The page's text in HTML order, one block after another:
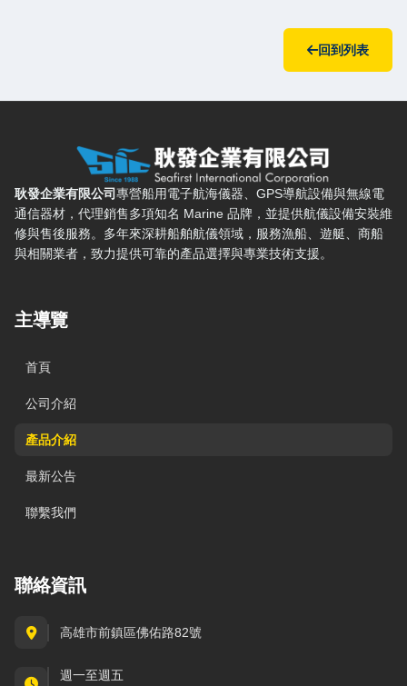
回到列表
耿發企業有限公司 — 網站概要、主導覽與聯絡方式
耿發企業有限公司專營船用電子航海儀器、GPS導航設備與無線電
通信器材，代理銷售多項知名 Marine 品牌，並提供航儀設備安裝維
修與售後服務。多年來深耕船舶航儀領域，服務漁船、遊艇、商船
與相關業者，致力提供可靠的產品選擇與專業技術支援。
主導覽
首頁
公司介紹
產品介紹
最新公告
聯繫我們
聯絡資訊
高雄市前鎮區佛佑路82號
週一至週五